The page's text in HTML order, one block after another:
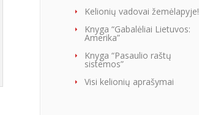
Kelionių vadovai žemėlapyje!
Knyga “Gabalėliai Lietuvos:
Amerika”
Knyga “Pasaulio raštų
sistemos”
Visi kelionių aprašymai